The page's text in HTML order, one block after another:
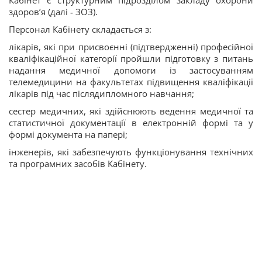
здоров’я (далі - ЗОЗ).
Персонал Кабінету складається з:
лікарів, які при присвоєнні (підтвердженні) професійної
кваліфікаційної категорії пройшли підготовку з питань
надання медичної допомоги із застосуванням
телемедицини на факультетах підвищення кваліфікації
лікарів під час післядипломного навчання;
сестер медичних, які здійснюють ведення медичної та
статистичної документації в електронній формі та у
формі документа на папері;
інженерів, які забезпечують функціонування технічних
та програмних засобів Кабінету.